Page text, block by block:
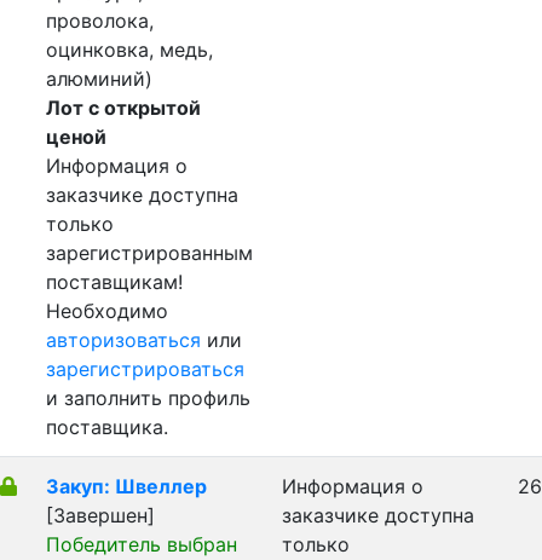
проволока,
оцинковка, медь,
алюминий)
Лот с открытой
ценой
Информация о
заказчике доступна
только
зарегистрированным
поставщикам!
Необходимо
авторизоваться или
зарегистрироваться
и заполнить профиль
поставщика.
Закуп: Швеллер
[Завершен]
Победитель выбран
Информация о
заказчике доступна
только